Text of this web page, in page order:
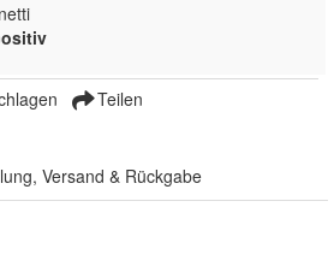
Teilen
Versand & Rückgabe